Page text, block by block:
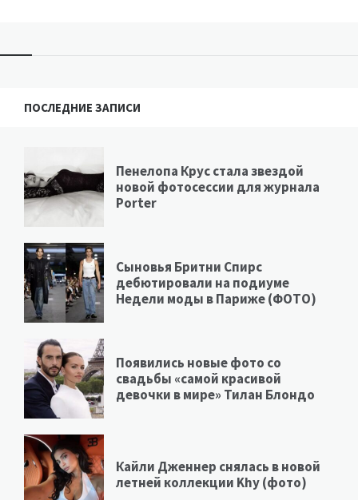
ПОСЛЕДНИЕ ЗАПИСИ
Пенелопа Крус стала звездой
новой фотосессии для журнала
Porter
Сыновья Бритни Спирс
дебютировали на подиуме
Недели моды в Париже (ФОТО)
Появились новые фото со
свадьбы «самой красивой
девочки в мире» Тилан Блондо
Кайли Дженнер снялась в новой
летней коллекции Khy (фото)